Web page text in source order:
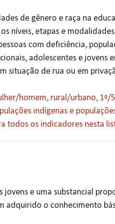
de gênero e raça na
níveis, etapas e
com deficiência,
adolescentes e jovens
situação de rua ou em
homem, rural/urbano,
indígenas e
todos os indicadores nesta
e uma substancial
adquirido o conhecimento